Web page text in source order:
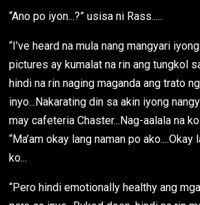
“Ano po iyon...?” usisa ni Rass.....
“I’ve heard na mula nang mangyari
pictures ay kumalat na rin ang tungkol
hindi na rin naging maganda ang trato
inyo...Nakarating din sa akin iyong
may cafeteria Chaster...Nag-aalala na
“Ma’am okay lang naman po ako....Okay
ko...
“Pero hindi emotionally healthy ang